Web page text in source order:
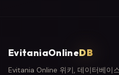
EvitaniaOnlineDB
Evitania Online 위키, 데이터베이